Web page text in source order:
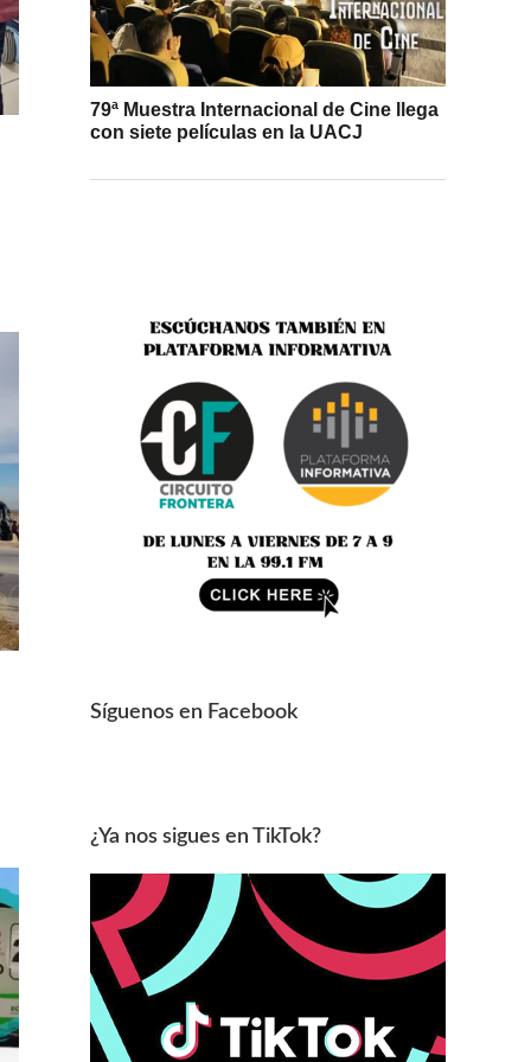
79ª Muestra Internacional de Cine llega
con siete películas en la UACJ
Síguenos en Facebook
¿Ya nos sigues en TikTok?